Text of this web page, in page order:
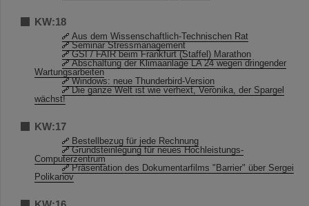
KW:18
Aus dem Wissenschaftlich-Technischen Rat
Seminar Stressmanagement
GSI / FAIR beim Frankfurt (Staffel) Marathon
Abschaltung der Klimaanlage LA 24 wegen dringender
Wartungsarbeiten
Windows: neue Thunderbird-Version
Die ganze Welt ist wie verhext, Veronika, der Spargel
wächst!
KW:17
Bestellbezug für jede Rechnung
Grundsteinlegung für neues Hochleistungs-
Computerzentrum
Präsentation des Dokumentarfilms "Barrier" über Sergei
Polikanov